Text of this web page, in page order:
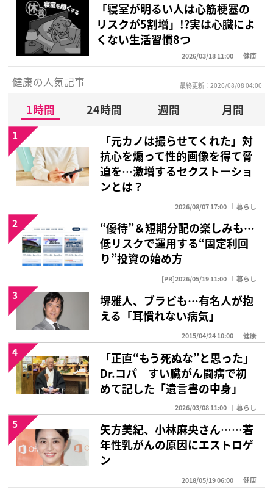
「寝室が明るい人は心筋梗塞の
リスクが5割増」!?実は心臓によ
くない生活習慣8つ
2026/03/18 11:00 健康
健康の人気記事 最終更新：2026/08/08 04:00
1時間 24時間 週間
月間
「元カノは撮らせてくれた」対
抗心を煽って性的画像を得て脅
迫を…激増するセクストーショ
ンとは？
2026/08/07 17:00 暮らし
1
“優待”＆短期分配の楽しみも…
低リスクで運用する“固定利回
り”投資の始め方
[PR]2026/05/19 11:00 暮らし
2
堺雅人、ブラピも…有名人が抱
える「耳慣れない病気」
2015/04/24 10:00 健康
3
「正直“もう死ぬな”と思った」
Dr.コパ すい臓がん闘病で初
めて記した「遺言書の中身」
2026/03/08 11:00 暮らし
4
矢方美紀、小林麻央さん……若
年性乳がんの原因にエストロゲ
ン
2018/05/19 06:00 健康
5